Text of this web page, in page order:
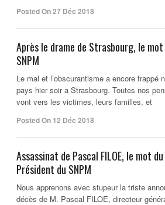
Posted On 27 Déc 2018
Après le drame de Strasbourg, le mot
SNPM
Le mal et l’obscurantisme a encore frappé
pays hier soir a Strasbourg. Toutes nos
vont vers les victimes, leurs familles, et
Posted On 12 Déc 2018
Assassinat de Pascal FILOE, le mot du
Président du SNPM
Nous apprenons avec stupeur la triste
décès de M. Pascal FILOE, directeur